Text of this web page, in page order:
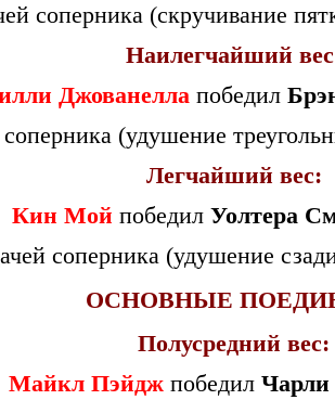
соперника (скручивание
Наилегчайший
Джованелла победил
соперника (удушение
Легчайший вес:
Кин Мой победилУолтера
соперника (удушение
ОСНОВНЫЕ
Полусредний вес:
Майкл Пэйдж победил Чарли